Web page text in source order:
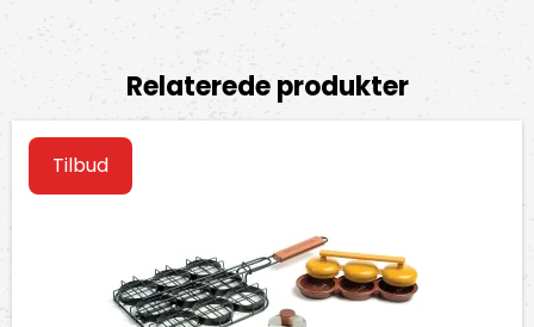
Relaterede produkter
Tilbud